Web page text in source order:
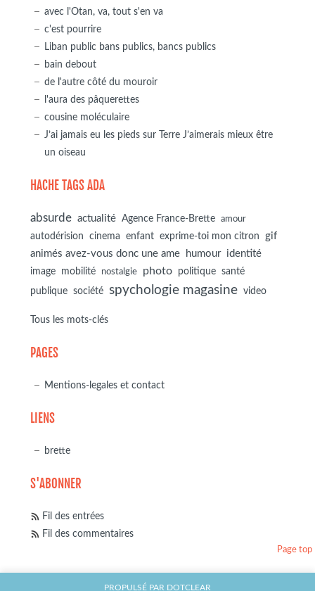
avec l'Otan, va, tout s'en va
c'est pourrire
Liban public bans publics, bancs publics
bain debout
de l'autre côté du mouroir
l'aura des pâquerettes
cousine moléculaire
J’ai jamais eu les pieds sur Terre J’aimerais mieux être
un oiseau
HACHE TAGS ADA
absurde actualité Agence France-Brette amour
autodérision cinema enfant exprime-toi mon citron
gif
animés avez-vous donc une ame
humour identité
image mobilité nostalgie photo politique
santé
publique
société spychologie magasine video
Tous les mots-clés
PAGES
Mentions-legales et contact
LIENS
brette
S'ABONNER
Fil des entrées
Fil des commentaires
PROPULSÉ PAR DOTCLEAR
Page top